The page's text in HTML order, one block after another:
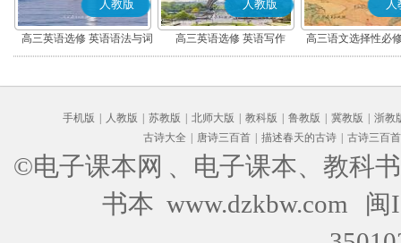
人教版
高三英语选修 英语语法与词
汇
人教版
高三英语选修 英语写作
人
高三语文选择性必
编版)
手机版 人教版 苏教版 北师大版 教科版 鲁教版 冀教版
浙教
古诗大全
唐诗三百首 描述春天的古诗 古诗三百首
©电子课本网 、电子课本、教科
书本 www.dzkbw.com
闽